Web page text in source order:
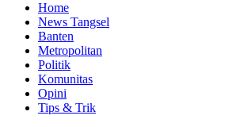
Home
News Tangsel
Banten
Metropolitan
Politik
Komunitas
Opini
Tips & Trik